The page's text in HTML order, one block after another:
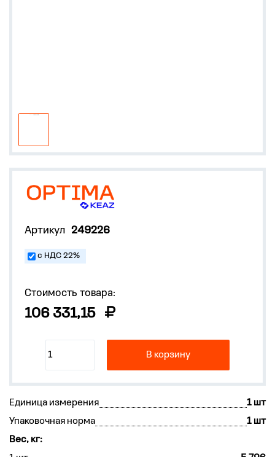
Артикул 249226
с НДС 22%
Стоимость товара:
106 331,15
В корзину
Единица измерения
1 шт
Упаковочная норма
1 шт
Вес, кг: